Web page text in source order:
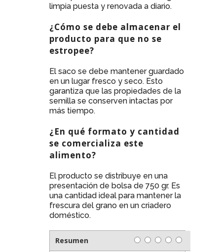
limpia puesta y renovada a diario.
¿Cómo se debe almacenar el
producto para que no se
estropee?
El saco se debe mantener guardado
en un lugar fresco y seco. Esto
garantiza que las propiedades de la
semilla se conserven intactas por
más tiempo.
¿En qué formato y cantidad
se comercializa este
alimento?
El producto se distribuye en una
presentación de bolsa de 750 gr. Es
una cantidad ideal para mantener la
frescura del grano en un criadero
doméstico.
Resumen